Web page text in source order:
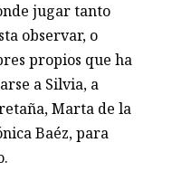
jugar tanto
observar, o
propios que ha
a Silvia, a
Marta de la
Baéz, para